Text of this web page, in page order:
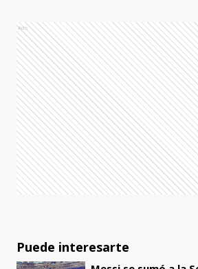
Ads
Puede interesarte